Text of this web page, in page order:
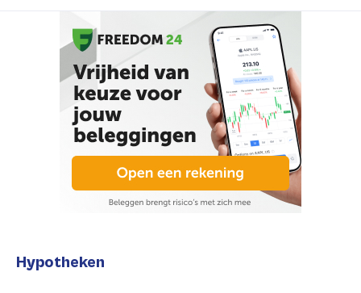
Hypotheken